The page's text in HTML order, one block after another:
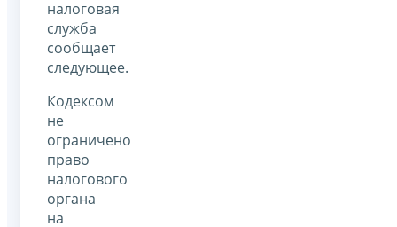
налоговая
служба
сообщает
следующее.
Кодексом
не
ограничено
право
налогового
органа
на